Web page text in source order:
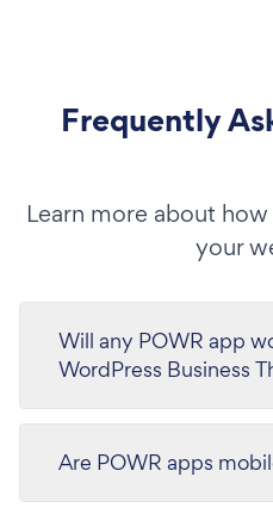
Frequently
Learn more about
your
Will any POWR app
WordPress Business
Are POWR apps